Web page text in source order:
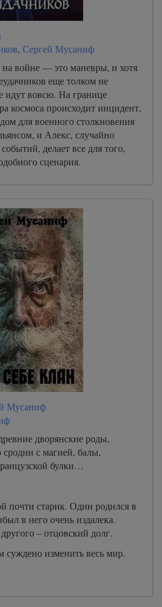
, Сергей Мусаниф
на войне — это маневры, и хотя
еще толком не
идут вовсю. На границе
космоса происходит инцидент,
для военного столкновения
и Алекс, случайно
делает все для того,
сценария.
Мусаниф
дворянские роды,
с магией, балы,
булки…
почти старик. Один родился в
в него очень издалека.
– отцовский долг.
изменить весь мир.